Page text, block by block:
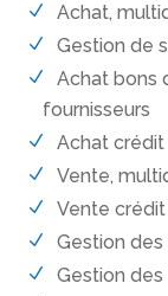
Achat,
Gestion de
Achat bons
fournisseurs
Achat crédit
Vente,
Vente crédit
Gestion
Gestion